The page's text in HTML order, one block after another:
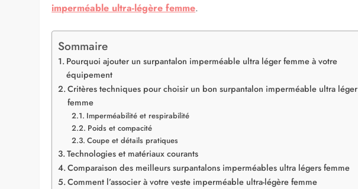
imperméable ultra-légère femme.
Sommaire
Pourquoi ajouter un surpantalon imperméable ultra léger femme à votre
équipement
Critères techniques pour choisir un bon surpantalon imperméable ultra léger
femme
Imperméabilité et respirabilité
Poids et compacité
Coupe et détails pratiques
Technologies et matériaux courants
Comparaison des meilleurs surpantalons imperméables ultra légers femme
Comment l’associer à votre veste imperméable ultra-légère femme